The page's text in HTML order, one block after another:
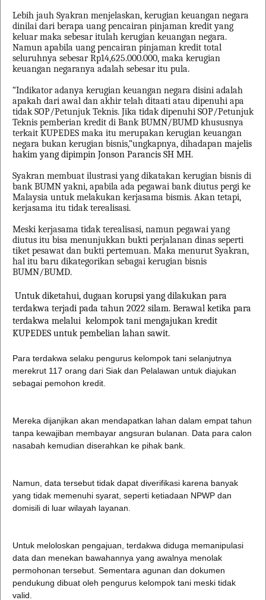
Lebih jauh Syakran menjelaskan, kerugian keuangan negara
dinilai dari berapa uang pencairan pinjaman kredit yang
keluar maka sebesar itulah kerugian keuangan negara.
Namun apabila uang pencairan pinjaman kredit total
seluruhnya sebesar Rp14,625.000.000, maka kerugian
keuangan negaranya adalah sebesar itu pula.
“Indikator adanya kerugian keuangan negara disini adalah
apakah dari awal dan akhir telah ditaati atau dipenuhi apa
tidak SOP/Petunjuk Teknis. Jika tidak dipenuhi SOP/Petunjuk
Teknis pemberian kredit di Bank BUMN/BUMD khususnya
terkait KUPEDES maka itu merupakan kerugian keuangan
negara bukan kerugian bisnis,”ungkapnya, dihadapan majelis
hakim yang dipimpin Jonson Parancis SH MH.
Syakran membuat ilustrasi yang dikatakan kerugian bisnis di
bank BUMN yakni, apabila ada pegawai bank diutus pergi ke
Malaysia untuk melakukan kerjasama bismis. Akan tetapi,
kerjasama itu tidak terealisasi.
Meski kerjasama tidak terealisasi, namun pegawai yang
diutus itu bisa menunjukkan bukti perjalanan dinas seperti
tiket pesawat dan bukti pertemuan. Maka menurut Syakran,
hal itu baru dikategorikan sebagai kerugian bisnis
BUMN/BUMD.
Untuk diketahui, dugaan korupsi yang dilakukan para
terdakwa terjadi pada tahun 2022 silam. Berawal ketika para
terdakwa melalui kelompok tani mengajukan kredit
KUPEDES untuk pembelian lahan sawit.
Para terdakwa selaku pengurus kelompok tani selanjutnya
merekrut 117 orang dari Siak dan Pelalawan untuk diajukan
sebagai pemohon kredit.
Mereka dijanjikan akan mendapatkan lahan dalam empat tahun
tanpa kewajiban membayar angsuran bulanan. Data para calon
nasabah kemudian diserahkan ke pihak bank.
Namun, data tersebut tidak dapat diverifikasi karena banyak
yang tidak memenuhi syarat, seperti ketiadaan NPWP dan
domisili di luar wilayah layanan.
Untuk meloloskan pengajuan, terdakwa diduga memanipulasi
data dan menekan bawahannya yang awalnya menolak
permohonan tersebut. Sementara agunan dan dokumen
pendukung dibuat oleh pengurus kelompok tani meski tidak
valid.